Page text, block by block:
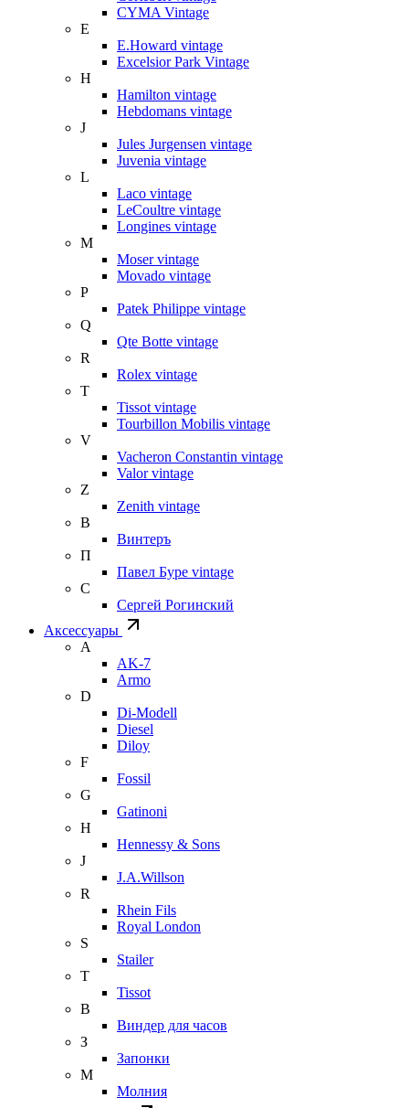
CYMA Vintage
E
E.Howard vintage
Excelsior Park Vintage
H
Hamilton vintage
Hebdomans vintage
J
Jules Jurgensen vintage
Juvenia vintage
L
Laco vintage
LeCoultre vintage
Longines vintage
M
Moser vintage
Movado vintage
P
Patek Philippe vintage
Q
Qte Botte vintage
R
Rolex vintage
T
Tissot vintage
Tourbillon Mobilis vintage
V
Vacheron Constantin vintage
Valor vintage
Z
Zenith vintage
В
Винтеръ
П
Павел Буре vintage
С
Сергей Рогинский
Аксессуары
A
AK-7
Armo
D
Di-Modell
Diesel
Diloy
F
Fossil
G
Gatinoni
H
Hennessy & Sons
J
J.A.Willson
R
Rhein Fils
Royal London
S
Stailer
T
Tissot
В
Виндер для часов
З
Запонки
М
Молния